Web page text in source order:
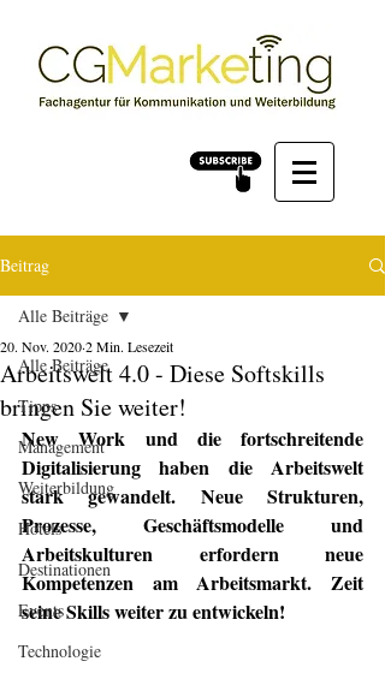
Beitrag
Alle Beiträge
Tipps
Management
Weiterbildung
Hotels
Destinationen
Events
Technologie
Alle Beiträge
Arbeitswelt 4.0 - Diese Softskills
bringen Sie weiter!
20. Nov. 20202 Min. Lesezeit
New Work und die fortschreitende
Digitalisierung haben die Arbeitswelt
stark gewandelt. Neue Strukturen,
Prozesse, Geschäftsmodelle und
Arbeitskulturen erfordern neue
Kompetenzen am Arbeitsmarkt. Zeit
seine Skills weiter zu entwickeln!